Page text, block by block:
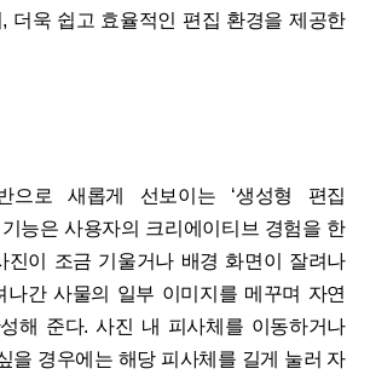
더욱 쉽고 효율적인 편집 환경을 제공한
으로 새롭게 선보이는 ‘생성형 편집
기능은 사용자의 크리에이티브 경험을 한
진이 조금 기울거나 배경 화면이 잘려나
나간 사물의 일부 이미지를 메꾸며 자연
해 준다. 사진 내 피사체를 이동하거나
을 경우에는 해당 피사체를 길게 눌러 자